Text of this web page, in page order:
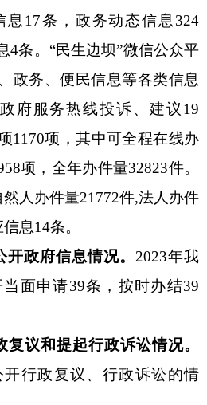
息 17条，政务动态信息 324
4条。 “民生边坝”微信公众平
政务、便民信息等各类信息
政府服务热线投诉、建议 19
1170项，其中可全程在线办
项 ，全年办件量32823件。
然人办件量21772件,法人办件
信息14条。
开政府信息情况。 2023年我
面申请39条，按时办结39
复议和提起行政诉讼情况。
行政复议、行政诉讼的情